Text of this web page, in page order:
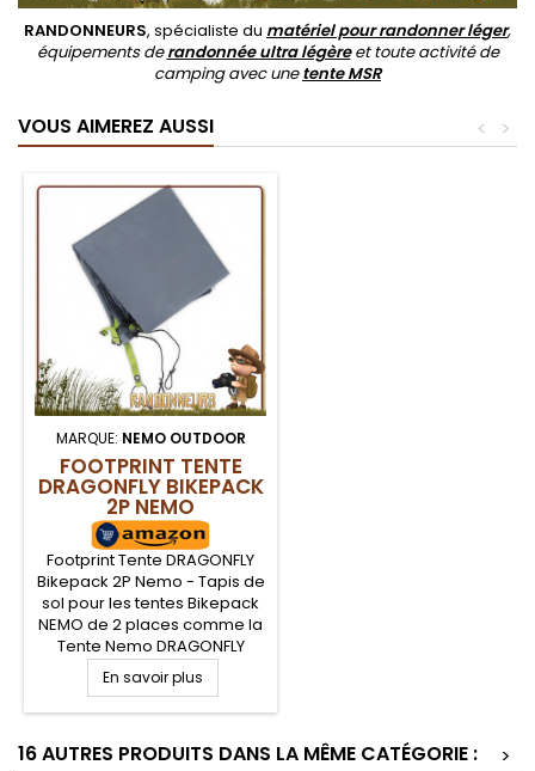
RANDONNEURS, spécialiste du matériel pour randonner léger,
équipements derandonnée ultra légèreet toute activité de
camping avec unetente MSR
VOUS AIMEREZ AUSSI >
<
MARQUE: NEMO OUTDOOR
FOOTPRINT TENTE
DRAGONFLY BIKEPACK
2P NEMO
Footprint Tente DRAGONFLY
Bikepack 2P Nemo - Tapis de
sol pour les tentes Bikepack
NEMO de 2 places comme la
Tente Nemo DRAGONFLY
Bikepack 2P. Protégez le sol
de votre tente avec ce tapis
de sol adapté.
En savoir plus
16 AUTRES PRODUITS DANS LA MÊME CATÉGORIE :
>